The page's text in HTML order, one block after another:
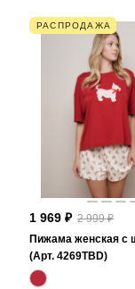
РАСПРОДАЖА
1 969 ₽ 2 999 ₽
Пижама женская с
(Арт. 4269TBD)